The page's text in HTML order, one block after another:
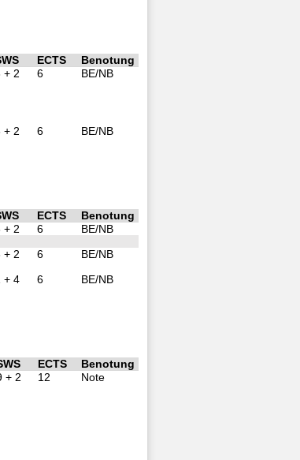
ECTS
Benotung
+ 2 6 BE/NB
+ 2 6 BE/NB
ECTS
Benotung
+ 2 6
BE/NB
+ 2 6
BE/NB
+ 4 6 BE/NB
ECTS
Benotung
+ 2 12 Note